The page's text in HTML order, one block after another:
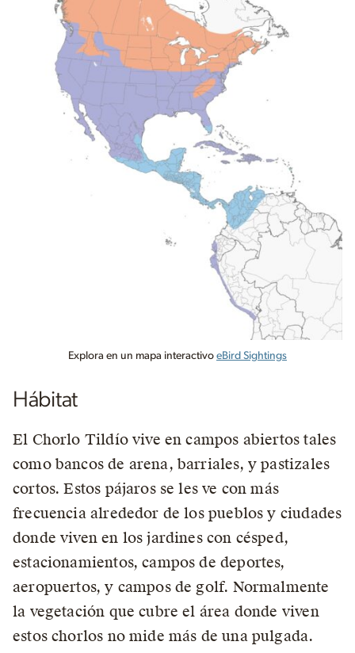
Explora en un mapa interactivo eBird Sightings
Hábitat
El Chorlo Tildío vive en campos abiertos tales
como bancos de arena, barriales, y pastizales
cortos. Estos pájaros se les ve con más
frecuencia alrededor de los pueblos y ciudades
donde viven en los jardines con césped,
estacionamientos, campos de deportes,
aeropuertos, y campos de golf. Normalmente
la vegetación que cubre el área donde viven
estos chorlos no mide más de una pulgada.